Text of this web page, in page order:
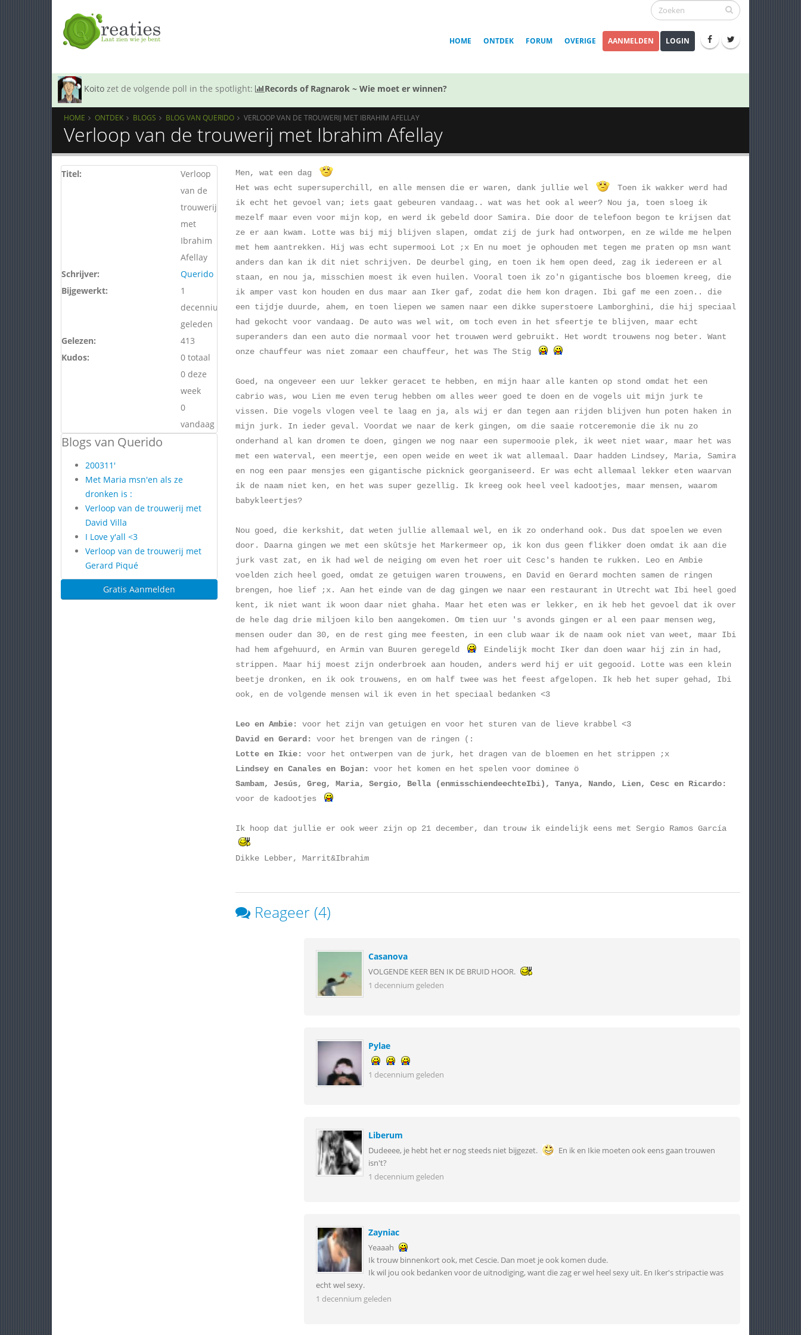
HOME ONTDEK FORUM OVERIGE AANMELDEN LOGIN
Koito zet de volgende poll in the spotlight: Records of Ragnarok ~ Wie moet er winnen?
HOME ONTDEK BLOGS BLOG VAN QUERIDO VERLOOP VAN DE TROUWERIJ MET IBRAHIM AFELLAY
Verloop van de trouwerij met Ibrahim Afellay
Titel:
Verloop
van de
trouwerij
met
Ibrahim
Afellay
Schrijver:
Querido
Bijgewerkt:
1
decennium
geleden
Gelezen:
413
Kudos:
0 totaal
0 deze
week
0
vandaag
Blogs van Querido
200311'
Met Maria msn'en als ze
dronken is :
Verloop van de trouwerij met
David Villa
I Love y'all <3
Verloop van de trouwerij met
Gerard Piqué
Gratis Aanmelden
Men, wat een dag
Het was echt supersuperchill, en alle mensen die er waren, dank jullie wel
Toen ik wakker werd had
ik echt het gevoel van; iets gaat gebeuren vandaag.. wat was het ook al weer? Nou ja, toen sloeg ik
mezelf maar even voor mijn kop, en werd ik gebeld door Samira. Die door de telefoon begon te krijsen dat
ze er aan kwam. Lotte was bij mij blijven slapen, omdat zij de jurk had ontworpen, en ze wilde me helpen
met hem aantrekken. Hij was echt supermooi Lot ;x En nu moet je ophouden met tegen me praten op msn want
anders dan kan ik dit niet schrijven. De deurbel ging, en toen ik hem open deed, zag ik iedereen er al
staan, en nou ja, misschien moest ik even huilen. Vooral toen ik zo'n gigantische bos bloemen kreeg, die
ik amper vast kon houden en dus maar aan Iker gaf, zodat die hem kon dragen. Ibi gaf me een zoen.. die
een tijdje duurde, ahem, en toen liepen we samen naar een dikke superstoere Lamborghini, die hij speciaal
had gekocht voor vandaag. De auto was wel wit, om toch even in het sfeertje te blijven, maar echt
superanders dan een auto die normaal voor het trouwen werd gebruikt. Het wordt trouwens nog beter. Want
onze chauffeur was niet zomaar een chauffeur, het was The Stig
Goed, na ongeveer een uur lekker geracet te hebben, en mijn haar alle kanten op stond omdat het een
cabrio was, wou Lien me even terug hebben om alles weer goed te doen en de vogels uit mijn jurk te
vissen. Die vogels vlogen veel te laag en ja, als wij er dan tegen aan rijden blijven hun poten haken in
mijn jurk. In ieder geval. Voordat we naar de kerk gingen, om die saaie rotceremonie die ik nu zo
onderhand al kan dromen te doen, gingen we nog naar een supermooie plek, ik weet niet waar, maar het was
met een waterval, een meertje, een open weide en weet ik wat allemaal. Daar hadden Lindsey, Maria, Samira
en nog een paar mensjes een gigantische picknick georganiseerd. Er was echt allemaal lekker eten waarvan
ik de naam niet ken, en het was super gezellig. Ik kreeg ook heel veel kadootjes, maar mensen, waarom
babykleertjes?
Nou goed, die kerkshit, dat weten jullie allemaal wel, en ik zo onderhand ook. Dus dat spoelen we even
door. Daarna gingen we met een skûtsje het Markermeer op, ik kon dus geen flikker doen omdat ik aan die
jurk vast zat, en ik had wel de neiging om even het roer uit Cesc's handen te rukken. Leo en Ambie
voelden zich heel goed, omdat ze getuigen waren trouwens, en David en Gerard mochten samen de ringen
brengen, hoe lief ;x. Aan het einde van de dag gingen we naar een restaurant in Utrecht wat Ibi heel goed
kent, ik niet want ik woon daar niet ghaha. Maar het eten was er lekker, en ik heb het gevoel dat ik over
de hele dag drie miljoen kilo ben aangekomen. Om tien uur 's avonds gingen er al een paar mensen weg,
mensen ouder dan 30, en de rest ging mee feesten, in een club waar ik de naam ook niet van weet, maar Ibi
had hem afgehuurd, en Armin van Buuren geregeld
Eindelijk mocht Iker dan doen waar hij zin in had,
strippen. Maar hij moest zijn onderbroek aan houden, anders werd hij er uit gegooid. Lotte was een klein
beetje dronken, en ik ook trouwens, en om half twee was het feest afgelopen. Ik heb het super gehad, Ibi
ook, en de volgende mensen wil ik even in het speciaal bedanken <3
Leo en Ambie: voor het zijn van getuigen en voor het sturen van de lieve krabbel <3
David en Gerard: voor het brengen van de ringen (:
Lotte en Ikie: voor het ontwerpen van de jurk, het dragen van de bloemen en het strippen ;x
Lindsey en Canales en Bojan: voor het komen en het spelen voor dominee ö
Sambam, Jesús, Greg, Maria, Sergio, Bella (enmisschiendeechteIbi), Tanya, Nando, Lien, Cesc en Ricardo:
voor de kadootjes
Ik hoop dat jullie er ook weer zijn op 21 december, dan trouw ik eindelijk eens met Sergio Ramos García
Dikke Lebber, Marrit&Ibrahim
Reageer (4)
Casanova
VOLGENDE KEER BEN IK DE BRUID HOOR.
1 decennium geleden
Pylae
1 decennium geleden
Liberum
Dudeeee, je hebt het er nog steeds niet bijgezet.
En ik en Ikie moeten ook eens gaan trouwen
isn't?
1 decennium geleden
Zayniac
Yeaaah
Ik trouw binnenkort ook, met Cescie. Dan moet je ook komen dude.
Ik wil jou ook bedanken voor de uitnodiging, want die zag er wel heel sexy uit. En Iker's stripactie was
echt wel sexy.
1 decennium geleden